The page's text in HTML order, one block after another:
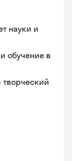
науки и
обучение в